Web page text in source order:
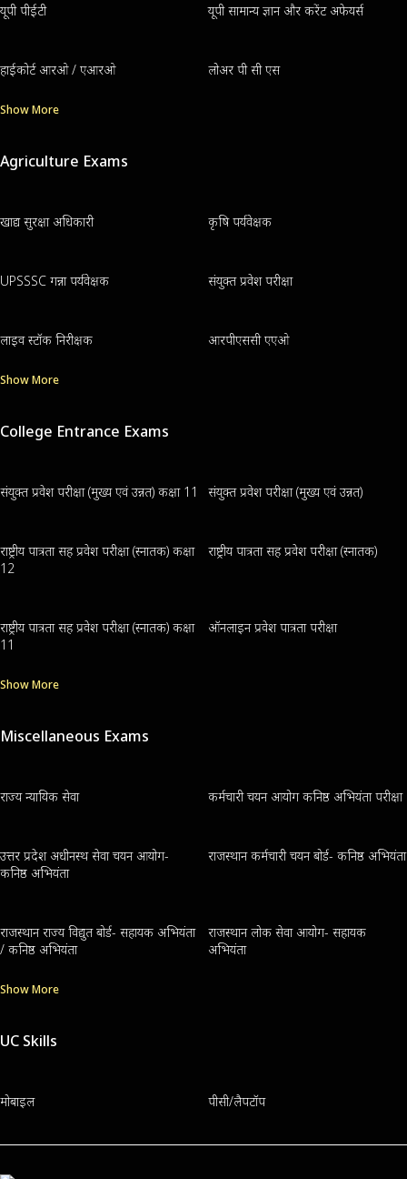
यूपी पीईटी यूपी सामान्य ज्ञान और करेंट अफेयर्स
हाईकोर्ट आरओ / एआरओ लोअर पी सी एस
Show More
Agriculture Exams
खाद्य सुरक्षा अधिकारी कृषि पर्यवेक्षक
UPSSSC गन्ना पर्यवेक्षक संयुक्त प्रवेश परीक्षा
लाइव स्टॉक निरीक्षक आरपीएससी एएओ
Show More
College Entrance Exams
संयुक्त प्रवेश परीक्षा (मुख्य एवं उन्नत) कक्षा 11 संयुक्त प्रवेश परीक्षा (मुख्य एवं उन्नत)
राष्ट्रीय पात्रता सह प्रवेश परीक्षा (स्नातक) कक्षा
12
राष्ट्रीय पात्रता सह प्रवेश परीक्षा (स्नातक)
राष्ट्रीय पात्रता सह प्रवेश परीक्षा (स्नातक) कक्षा
11
ऑनलाइन प्रवेश पात्रता परीक्षा
Show More
Miscellaneous Exams
राज्य न्यायिक सेवा कर्मचारी चयन आयोग कनिष्ठ अभियंता परीक्षा
उत्तर प्रदेश अधीनस्थ सेवा चयन आयोग-
कनिष्ठ अभियंता
राजस्थान कर्मचारी चयन बोर्ड- कनिष्ठ अभियंता
राजस्थान राज्य विद्युत बोर्ड- सहायक अभियंता
/ कनिष्ठ अभियंता
राजस्थान लोक सेवा आयोग- सहायक
अभियंता
Show More
UC Skills
मोबाइल पीसी/लैपटॉप